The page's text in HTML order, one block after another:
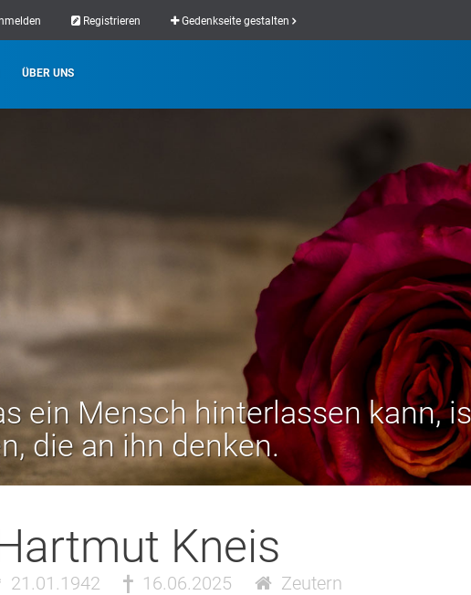
Registrieren Gedenkseite gestalten
ÜBER UNS
ein Mensch hinterlassen kann,
die an ihn denken.
Kneis
21.01.1942 16.06.2025 Zeutern